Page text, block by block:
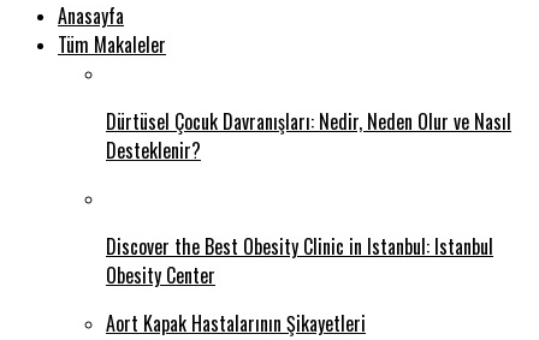
Anasayfa
Tüm Makaleler
Dürtüsel Çocuk Davranışları: Nedir, Neden Olur ve Nasıl
Desteklenir?
Discover the Best Obesity Clinic in Istanbul: Istanbul
Obesity Center
Aort Kapak Hastalarının Şikayetleri